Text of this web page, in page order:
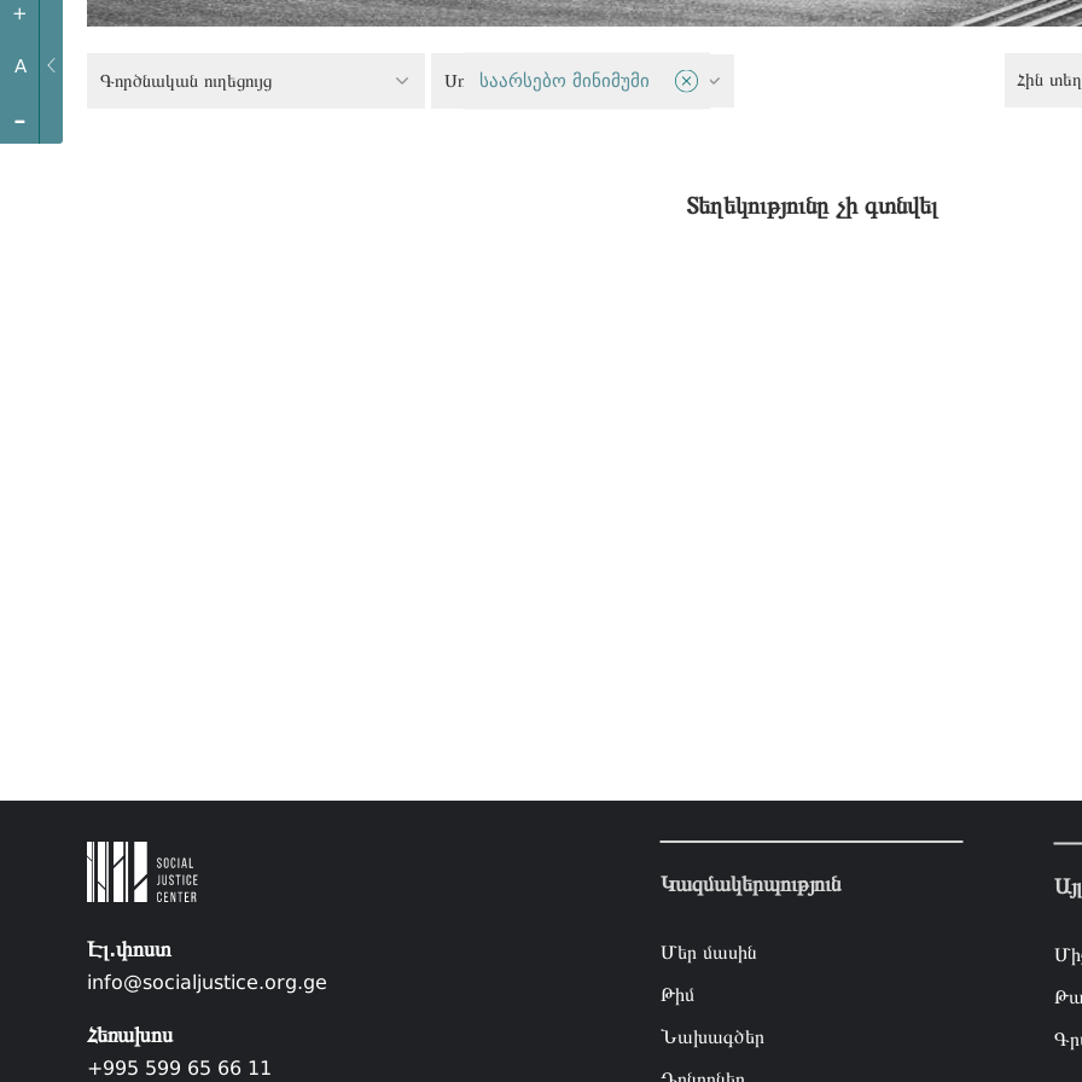
+
A
-
Գործնական ուղեցույց Սոցիալական քաղաքականություն
საარსებო მინიმუმი Հին
Տեղեկությունը չի գտնվել
Էլ.փոստ
info@socialjustice.org.ge
Հեռախոս
+995 599 65 66 11
Կազմակերպություն
Մեր մասին
Թիմ
Նախագծեր